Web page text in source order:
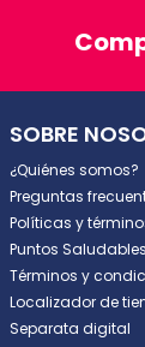
★★★
Tu nombre
Dirección de
Escribe un
SOBRE
¿Quiénes somos?
Preguntas
Políticas y
Puntos Saludables
Términos y
Localizador de
Separata digital